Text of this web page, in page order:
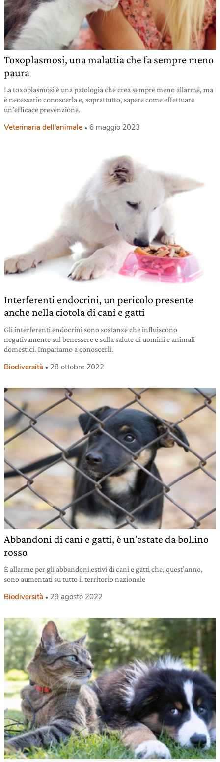
Toxoplasmosi, una malattia che fa sempre meno
paura
La toxoplasmosi è una patologia che crea sempre meno allarme, ma
è necessario conoscerla e, soprattutto, sapere come effettuare
un’efficace prevenzione.
Veterinaria dell'animale 6 maggio 2023
Interferenti endocrini, un pericolo presente
anche nella ciotola di cani e gatti
Gli interferenti endocrini sono sostanze che influiscono
negativamente sul benessere e sulla salute di uomini e animali
domestici. Impariamo a conoscerli.
Biodiversità 28 ottobre 2022
Abbandoni di cani e gatti, è un’estate da bollino
rosso
È allarme per gli abbandoni estivi di cani e gatti che, quest’anno,
sono aumentati su tutto il territorio nazionale
Biodiversità 29 agosto 2022